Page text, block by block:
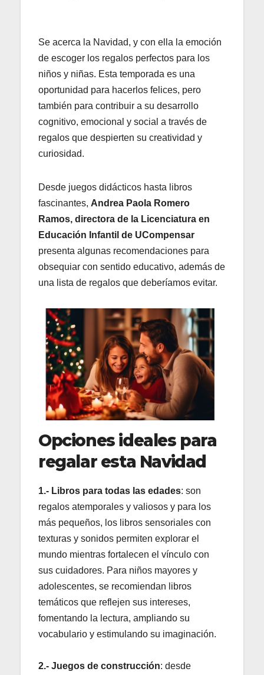
Se acerca la Navidad, y con ella la emoción
de escoger los regalos perfectos para los
niños y niñas. Esta temporada es una
oportunidad para hacerlos felices, pero
también para contribuir a su desarrollo
cognitivo, emocional y social a través de
regalos que despierten su creatividad y
curiosidad.
Desde juegos didácticos hasta libros
fascinantes, Andrea Paola Romero
Ramos, directora de la Licenciatura en
Educación Infantil de UCompensar
presenta algunas recomendaciones para
obsequiar con sentido educativo, además de
una lista de regalos que deberíamos evitar.
Opciones ideales para
regalar esta Navidad
1.- Libros para todas las edades: son
regalos atemporales y valiosos y para los
más pequeños, los libros sensoriales con
texturas y sonidos permiten explorar el
mundo mientras fortalecen el vínculo con
sus cuidadores. Para niños mayores y
adolescentes, se recomiendan libros
temáticos que reflejen sus intereses,
fomentando la lectura, ampliando su
vocabulario y estimulando su imaginación.
2.- Juegos de construcción: desde